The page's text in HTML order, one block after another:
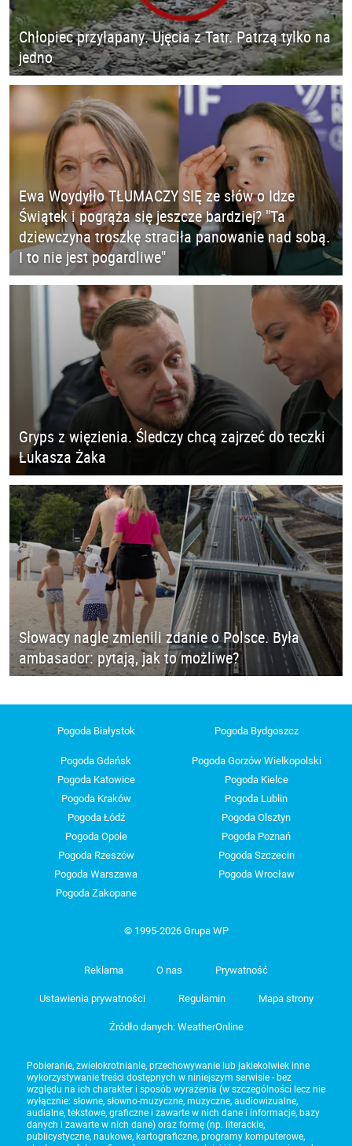
Chłopiec przyłapany. Ujęcia z Tatr. Patrzą tylko na
jedno
Ewa Woydyłło TŁUMACZY SIĘ ze słów o Idze
Świątek i pogrąża się jeszcze bardziej? "Ta
dziewczyna troszkę straciła panowanie nad sobą.
I to nie jest pogardliwe"
Gryps z więzienia. Śledczy chcą zajrzeć do teczki
Łukasza Żaka
Słowacy nagle zmienili zdanie o Polsce. Była
ambasador: pytają, jak to możliwe?
Pogoda Białystok Pogoda Bydgoszcz
Pogoda Gdańsk
Pogoda Gorzów Wielkopolski
Pogoda Katowice
Pogoda Kielce
Pogoda Kraków
Pogoda Lublin
Pogoda Łódź
Pogoda Olsztyn
Pogoda Opole
Pogoda Poznań
Pogoda Rzeszów
Pogoda Szczecin
Pogoda Warszawa
Pogoda Wrocław
Pogoda Zakopane
© 1995-2026 Grupa WP
Reklama O nas Prywatność
Ustawienia prywatności Regulamin Mapa strony
Źródło danych: WeatherOnline
Pobieranie, zwielokrotnianie, przechowywanie lub jakiekolwiek inne
wykorzystywanie treści dostępnych w niniejszym serwisie - bez
względu na ich charakter i sposób wyrażenia (w szczególności lecz nie
wyłącznie: słowne, słowno-muzyczne, muzyczne, audiowizualne,
audialne, tekstowe, graficzne i zawarte w nich dane i informacje, bazy
danych i zawarte w nich dane) oraz formę (np. literackie,
publicystyczne, naukowe, kartograficzne, programy komputerowe,